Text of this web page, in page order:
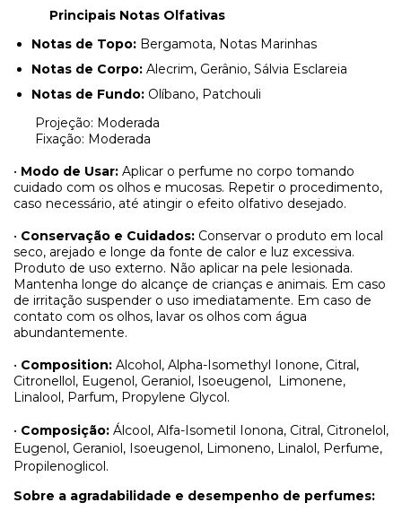
Principais Notas Olfativas
Notas de Topo: Bergamota, Notas Marinhas
Notas de Corpo: Alecrim, Gerânio, Sálvia Esclareia
Notas de Fundo: Olíbano, Patchouli
Projeção: Moderada
Fixação: Moderada
• Modo de Usar: Aplicar o perfume no corpo tomando
cuidado com os olhos e mucosas. Repetir o procedimento,
caso necessário, até atingir o efeito olfativo desejado.
• Conservação e Cuidados: Conservar o produto em local
seco, arejado e longe da fonte de calor e luz excessiva.
Produto de uso externo. Não aplicar na pele lesionada.
Mantenha longe do alcançe de crianças e animais. Em caso
de irritação suspender o uso imediatamente. Em caso de
contato com os olhos, lavar os olhos com água
abundantemente.
• Composition: Alcohol, Alpha-Isomethyl Ionone, Citral,
Citronellol, Eugenol, Geraniol, Isoeugenol,
Limonene,
Linalool, Parfum, Propylene Glycol.
• Composição: Álcool, Alfa-Isometil Ionona, Citral, Citronelol,
Eugenol, Geraniol, Isoeugenol, Limoneno, Linalol, Perfume,
Propilenoglicol.
Sobre a agradabilidade e desempenho de perfumes: